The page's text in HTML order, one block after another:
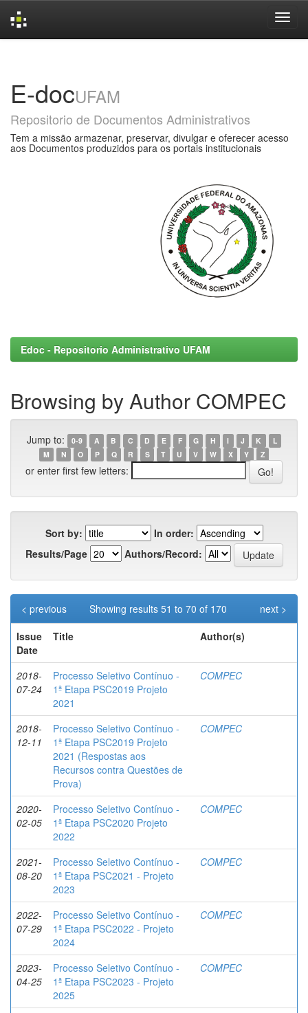
E-docUFAM
Repositorio de Documentos Administrativos
Tem a missão armazenar, preservar, divulgar e oferecer acesso
aos Documentos produzidos para os portais institucionais
Edoc - Repositorio Administrativo UFAM
Browsing by Author COMPEC
Jump to: 0-9 A B C D E F G H I J K
L
M
N O P Q R S T U V W X Y Z
or enter first few letters:
Sort by:
In order:
Results/Page
Authors/Record:
Showing results 51 to 70 of 170
< previous
next >
Issue
Date
Title Author(s)
2018-
07-24
Processo Seletivo Contínuo -
1ª Etapa PSC2019 Projeto
2021
COMPEC
2018-
12-11
Processo Seletivo Contínuo -
1ª Etapa PSC2019 Projeto
2021 (Respostas aos
Recursos contra Questões de
Prova)
COMPEC
2020-
02-05
Processo Seletivo Contínuo -
1ª Etapa PSC2020 Projeto
2022
COMPEC
2021-
08-20
Processo Seletivo Contínuo -
1ª Etapa PSC2021 - Projeto
2023
COMPEC
2022-
07-29
Processo Seletivo Contínuo -
1ª Etapa PSC2022 - Projeto
2024
COMPEC
2023-
04-25
Processo Seletivo Contínuo -
1ª Etapa PSC2023 - Projeto
2025
COMPEC